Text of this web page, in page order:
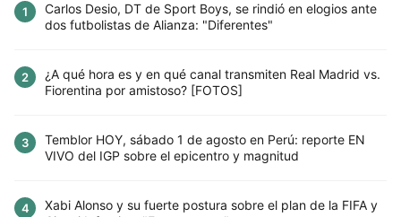
1
Carlos Desio, DT de Sport Boys, se rindió en elogios ante
dos futbolistas de Alianza: "Diferentes"
2
¿A qué hora es y en qué canal transmiten Real Madrid vs.
Fiorentina por amistoso? [FOTOS]
3
Temblor HOY, sábado 1 de agosto en Perú: reporte EN
VIVO del IGP sobre el epicentro y magnitud
4
Xabi Alonso y su fuerte postura sobre el plan de la FIFA y